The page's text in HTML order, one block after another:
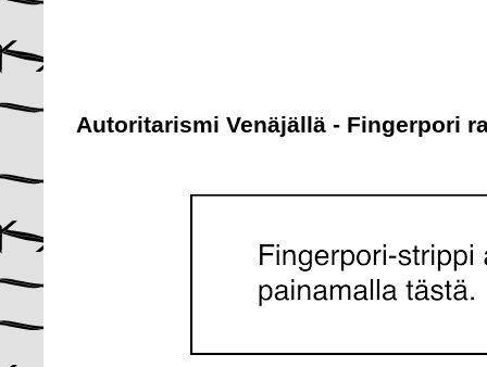
Autoritarismi Venäjällä - Fingerpori